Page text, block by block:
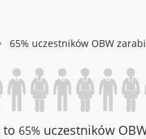
65% uczestników OBW
to 65%uczestników